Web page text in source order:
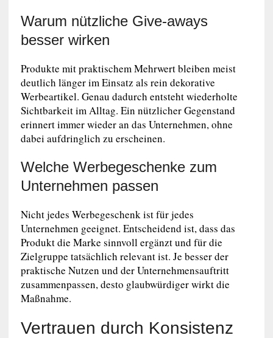
Warum nützliche Give-aways
besser wirken
Produkte mit praktischem Mehrwert bleiben meist
deutlich länger im Einsatz als rein dekorative
Werbeartikel. Genau dadurch entsteht wiederholte
Sichtbarkeit im Alltag. Ein nützlicher Gegenstand
erinnert immer wieder an das Unternehmen, ohne
dabei aufdringlich zu erscheinen.
Welche Werbegeschenke zum
Unternehmen passen
Nicht jedes Werbegeschenk ist für jedes
Unternehmen geeignet. Entscheidend ist, dass das
Produkt die Marke sinnvoll ergänzt und für die
Zielgruppe tatsächlich relevant ist. Je besser der
praktische Nutzen und der Unternehmensauftritt
zusammenpassen, desto glaubwürdiger wirkt die
Maßnahme.
Vertrauen durch Konsistenz